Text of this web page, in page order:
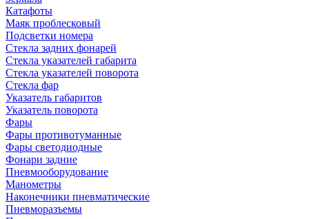
Катафоты
Маяк проблесковый
Подсветки номера
Стекла задних фонарей
Стекла указателей габарита
Стекла указателей поворота
Стекла фар
Указатель габаритов
Указатель поворота
Фары
Фары противотуманные
Фары светодиодные
Фонари задние
Пневмооборудование
Манометры
Наконечники пневматические
Пневморазъемы